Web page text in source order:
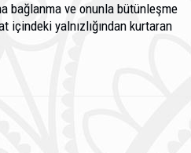
bağlanma ve onunla bütünleşme
içindeki yalnızlığından kurtaran